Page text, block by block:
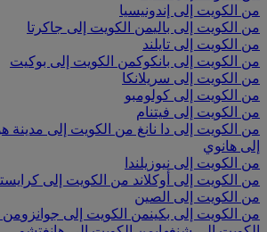
من الكويت إلى إندونيسيا
من الكويت إلى باليمن الكويت إلى جاكرتا
من الكويت إلى تايلند
من الكويت إلى بانكوكمن الكويت إلى بوكيت
من الكويت إلى سريلانكا
من الكويت إلى كولومبو
من الكويت إلى فيتنام
من الكويت إلى دا نانغ من الكويت إلى مدينة
إلى هانوي
من الكويت إلى نيوزيلندا
من الكويت إلى أوكلاند من الكويت إلى
من الكويت إلى الصين
من الكويت إلى بكينمن الكويت إلى جوانزومن